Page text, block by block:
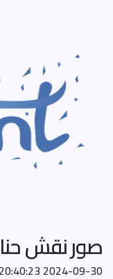
صور نقش
2024-09-30 20:40:23